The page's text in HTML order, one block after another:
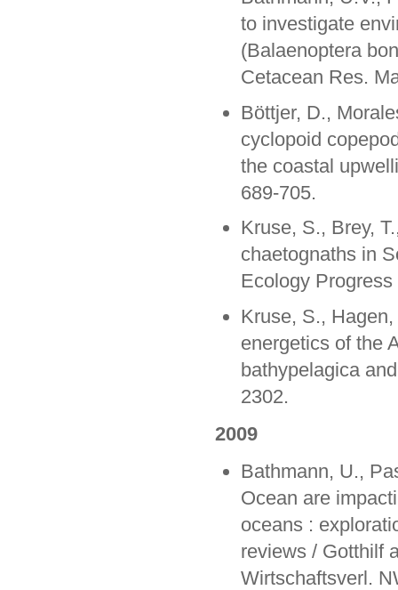
to investigate
(Balaenoptera
Cetacean Res.
Böttjer, D.,
cyclopoid
the coastal
689-705.
Kruse, S., Brey,
chaetognaths in
Ecology
Kruse, S.,
energetics of the
bathypelagica
2302.
2009
Bathmann, U.,
Ocean are
oceans :
reviews / Gotthilf
Wirtschaftsverl.